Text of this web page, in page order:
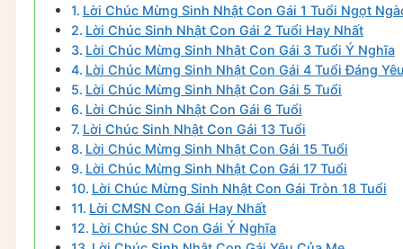
Lời Chúc Mừng Sinh Nhật Con Gái 1 Tuổi Ngọt
Lời Chúc Sinh Nhật Con Gái 2 Tuổi Hay Nhất
Lời Chúc Mừng Sinh Nhật Con Gái 3 Tuổi Ý Nghĩa
Lời Chúc Mừng Sinh Nhật Con Gái 4 Tuổi Đáng
Lời Chúc Mừng Sinh Nhật Con Gái 5 Tuổi
Lời Chúc Sinh Nhật Con Gái 6 Tuổi
Lời Chúc Sinh Nhật Con Gái 13 Tuổi
Lời Chúc Mừng Sinh Nhật Con Gái 15 Tuổi
Lời Chúc Mừng Sinh Nhật Con Gái 17 Tuổi
Lời Chúc Mừng Sinh Nhật Con Gái Tròn 18 Tuổi
Lời CMSN Con Gái Hay Nhất
Lời Chúc SN Con Gái Ý Nghĩa